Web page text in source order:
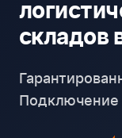
складов
Подключение